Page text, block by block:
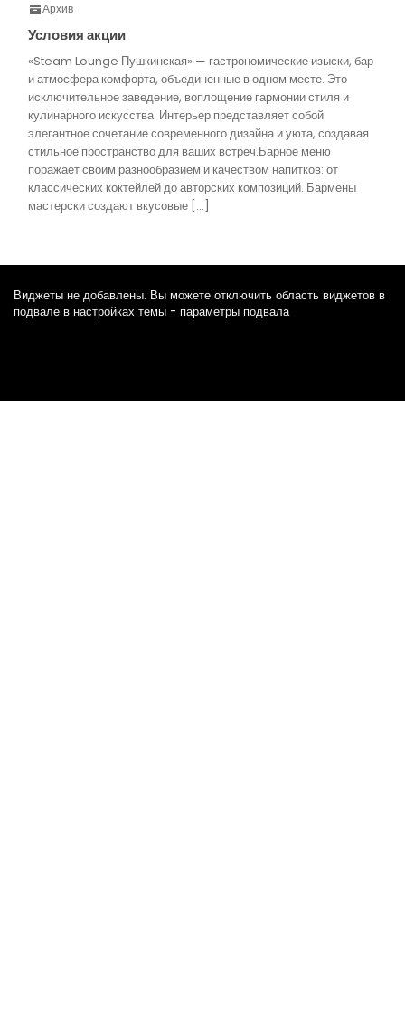
Архив
Условия акции
«Steam Lounge Пушкинская» — гастрономические изыски, бар
и атмосфера комфорта, объединенные в одном месте. Это
исключительное заведение, воплощение гармонии стиля и
кулинарного искусства. Интерьер представляет собой
элегантное сочетание современного дизайна и уюта, создавая
стильное пространство для ваших встреч.Барное меню
поражает своим разнообразием и качеством напитков: от
классических коктейлей до авторских композиций. Бармены
мастерски создают вкусовые […]
Виджеты не добавлены. Вы можете отключить область виджетов в
подвале в настройках темы - параметры подвала